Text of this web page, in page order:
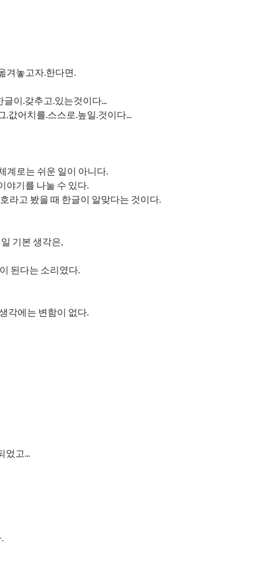
겨놓고자.한다면.
글이.갖추고.있는것이다...
.값어치를.스스로.높일.것이다...
계로는 쉬운 일이 아니다.
야기를 나눌 수 있다.
라고 봤을 때 한글이 알맞다는 것이다.
기본 생각은,
된다는 소리였다.
각에는 변함이 없다.
었고...